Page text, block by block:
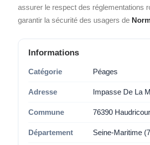
assurer le respect des réglementations
garantir la sécurité des usagers de
Informations
Catégorie Péages
Adresse Impasse De La
Commune 76390
Département Seine-Maritime